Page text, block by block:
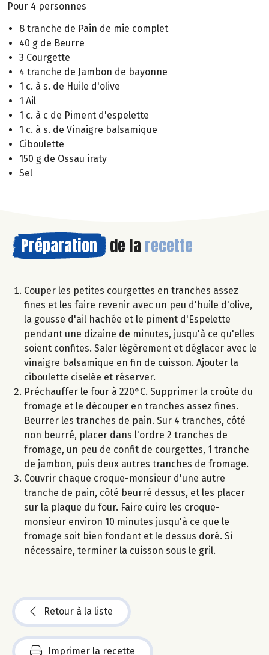
Pour 4 personnes
8 tranche de Pain de mie complet
40 g de Beurre
3 Courgette
4 tranche de Jambon de bayonne
1 c. à s. de Huile d'olive
1 Ail
1 c. à c de Piment d'espelette
1 c. à s. de Vinaigre balsamique
Ciboulette
150 g de Ossau iraty
Sel
Préparation de la recette
Couper les petites courgettes en tranches assez
fines et les faire revenir avec un peu d'huile d'olive,
la gousse d'ail hachée et le piment d'Espelette
pendant une dizaine de minutes, jusqu'à ce qu'elles
soient confites. Saler légèrement et déglacer avec le
vinaigre balsamique en fin de cuisson. Ajouter la
ciboulette ciselée et réserver.
Préchauffer le four à 220°C. Supprimer la croûte du
fromage et le découper en tranches assez fines.
Beurrer les tranches de pain. Sur 4 tranches, côté
non beurré, placer dans l'ordre 2 tranches de
fromage, un peu de confit de courgettes, 1 tranche
de jambon, puis deux autres tranches de fromage.
Couvrir chaque croque-monsieur d'une autre
tranche de pain, côté beurré dessus, et les placer
sur la plaque du four. Faire cuire les croque-
monsieur environ 10 minutes jusqu'à ce que le
fromage soit bien fondant et le dessus doré. Si
nécessaire, terminer la cuisson sous le gril.
Retour à la liste
Imprimer la recette